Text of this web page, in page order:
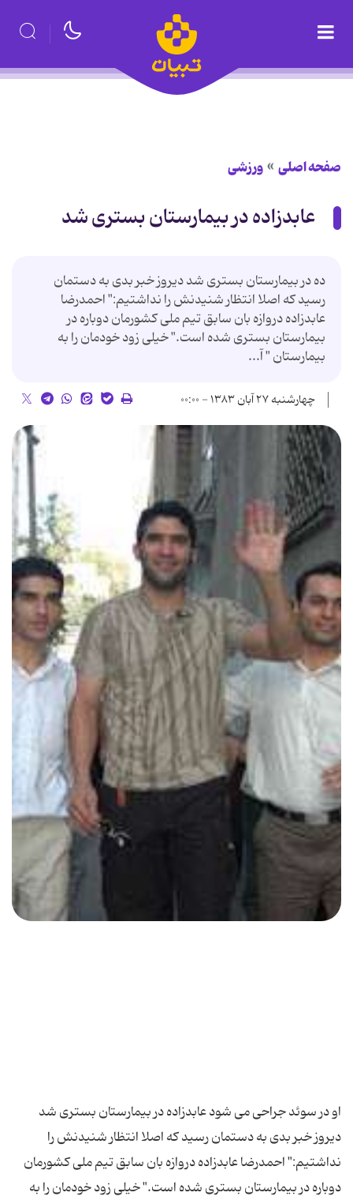
صفحه اصلی ورزشی
عابدزاده در بیمارستان بستری شد
ده در بیمارستان بستری شد دیروز خبر بدی به دستمان
رسید که اصلا انتظار شنیدنش را نداشتیم:" احمدرضا
عابدزاده دروازه بان سابق تیم ملی کشورمان دوباره در
بیمارستان بستری شده است." خیلی زود خودمان را به
بیمارستان " آ...
چهارشنبه ۲۷ آبان ۱۳۸۳ - ۰۰:۰۰
او در سوئد جراحی می شود عابدزاده در بیمارستان بستری شد
دیروز خبر بدی به دستمان رسید که اصلا انتظار شنیدنش را
نداشتیم:" احمدرضا عابدزاده دروازه بان سابق تیم ملی کشورمان
دوباره در بیمارستان بستری شده است." خیلی زود خودمان را به